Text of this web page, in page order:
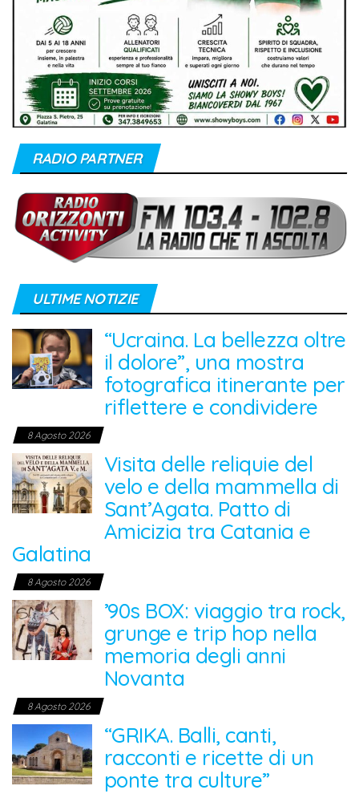
RADIO PARTNER
ULTIME NOTIZIE
“Ucraina. La bellezza oltre
il dolore”, una mostra
fotografica itinerante per
riflettere e condividere
8 Agosto 2026
Visita delle reliquie del
velo e della mammella di
Sant’Agata. Patto di
Amicizia tra Catania e
Galatina
8 Agosto 2026
’90s BOX: viaggio tra rock,
grunge e trip hop nella
memoria degli anni
Novanta
8 Agosto 2026
“GRIKA. Balli, canti,
racconti e ricette di un
ponte tra culture”